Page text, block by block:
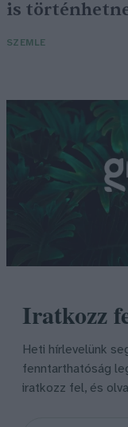
is
SZEMLE
Iratkozz
Heti hírlevelünk
fenntarthatóság
iratkozz fel, és